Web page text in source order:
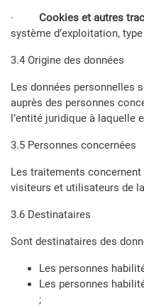
· Cookies et autres
système d’exploitation,
3.4 Origine des données
Les données personnelles
auprès des personnes
l’entité juridique à laquelle
3.5 Personnes concernées
Les traitements
visiteurs et utilisateurs de
3.6 Destinataires
Sont destinataires des
Les personnes
Les personnes
;